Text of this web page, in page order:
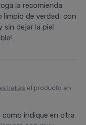
la recomienda
limpio de verdad, con
sin dejar la piel
el producto en
como indique en otra